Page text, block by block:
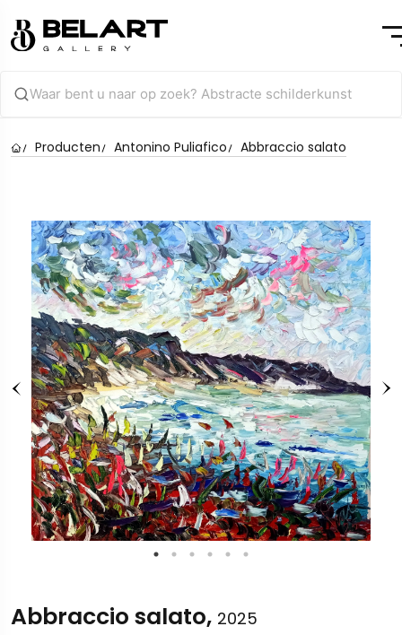
Producten Antonino Puliafico Abbraccio salato
Abbraccio salato, 2025